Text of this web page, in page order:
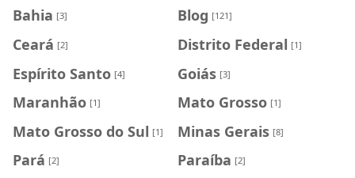
Bahia [3] Blog [121]
Ceará [2] Distrito Federal [1]
Espírito Santo [4] Goiás [3]
Maranhão [1] Mato Grosso [1]
Mato Grosso do Sul [1] Minas Gerais [8]
Pará [2] Paraíba [2]